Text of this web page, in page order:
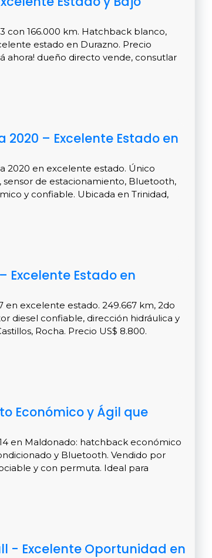
con 166.000 km. Hatchback blanco,
estado en Durazno. Precio
ahora! dueño directo vende, consutlar
2020 – Excelente Estado en
2020 en excelente estado. Único
sensor de estacionamiento, Bluetooth,
y confiable. Ubicada en Trinidad,
Excelente Estado en
en excelente estado. 249.667 km, 2do
diesel confiable, dirección hidráulica y
Rocha. Precio US$ 8.800.
Económico y Ágil que
en Maldonado: hatchback económico
y Bluetooth. Vendido por
y con permuta. Ideal para
- Excelente Oportunidad en